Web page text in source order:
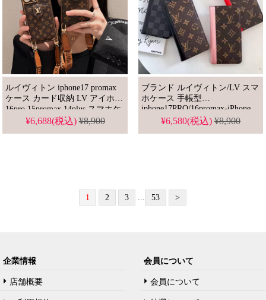
ルイヴィトン iphone17 promax
ケース カード収納 LV アイホン
16pro 15promax 14plus スマホケ
ース ショルダー ストラップ付
¥6,688(税込)¥8,900
ブランド ルイヴィトン/LV スマ
ホケース 手帳型
iphone17PRO/16promax-iPhone
SE3対応¥6,580(税込)¥8,900
1 2 3 53 >
企業情報
店舗概要
会員について
会員について